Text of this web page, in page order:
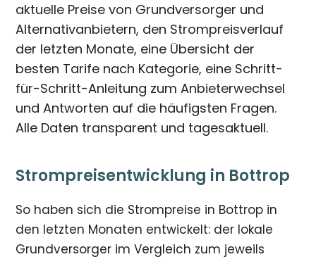
aktuelle Preise von Grundversorger und
Alternativanbietern, den Strompreisverlauf
der letzten Monate, eine Übersicht der
besten Tarife nach Kategorie, eine Schritt-
für-Schritt-Anleitung zum Anbieterwechsel
und Antworten auf die häufigsten Fragen.
Alle Daten transparent und tagesaktuell.
Strompreisentwicklung in Bottrop
So haben sich die Strompreise in Bottrop in
den letzten Monaten entwickelt: der lokale
Grundversorger im Vergleich zum jeweils